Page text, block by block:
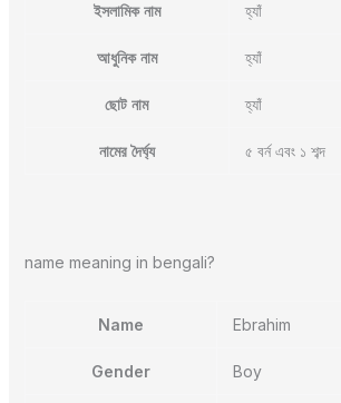
ইসলামিক নাম হ্যাঁ
আধুনিক নাম হ্যাঁ
ছোট নাম হ্যাঁ
নামের দৈর্ঘ্য ৫ বর্ন এবং ১ শব্দ
name meaning in bengali?
Name Ebrahim
Gender Boy